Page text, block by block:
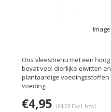
Image
Ons vleesmenu met een
bevat veel dierlijke eiwitten
plantaardige
voeding.
€4,95 (€4,09 Excl. btw)